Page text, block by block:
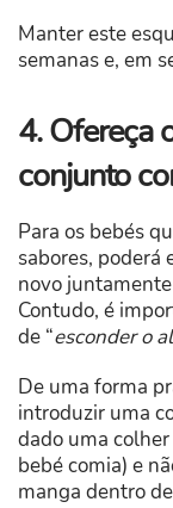
Manter este
semanas e, em
4. Ofereça
conjunto
Para os bebés
sabores,
novo
Contudo, é
de “esconder o
De uma forma
introduzir uma
dado uma
bebé comia) e
manga dentro